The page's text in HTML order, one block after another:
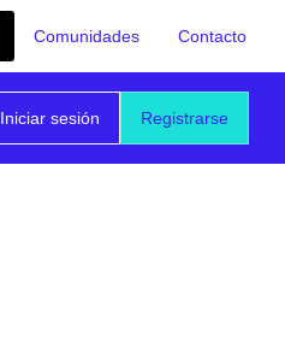
Comunidades Contacto
Registrarse
Iniciar sesión